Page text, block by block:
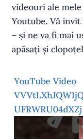
videouri ale
Youtube. Vă
– și ne va fi mai
apăsați și
YouTube Video
UFRWRU04dXZj